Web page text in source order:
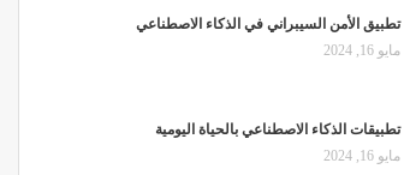
تطبيق الأمن السيبراني في الذكاء الاصطناعي
مايو 16, 2024
تطبيقات الذكاء الاصطناعي بالحياة اليومية
مايو 16, 2024